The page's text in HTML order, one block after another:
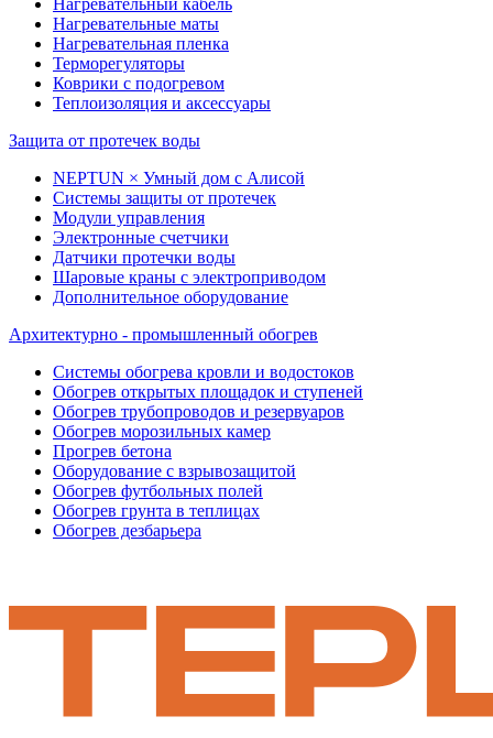
Нагревательный кабель
Нагревательные маты
Нагревательная пленка
Терморегуляторы
Коврики с подогревом
Теплоизоляция и аксессуары
Защита от протечек воды
NEPTUN × Умный дом с Алисой
Системы защиты от протечек
Модули управления
Электронные счетчики
Датчики протечки воды
Шаровые краны с электроприводом
Дополнительное оборудование
Архитектурно - промышленный обогрев
Системы обогрева кровли и водостоков
Обогрев открытых площадок и ступеней
Обогрев трубопроводов и резервуаров
Обогрев морозильных камер
Прогрев бетона
Оборудование с взрывозащитой
Обогрев футбольных полей
Обогрев грунта в теплицах
Обогрев дезбарьера